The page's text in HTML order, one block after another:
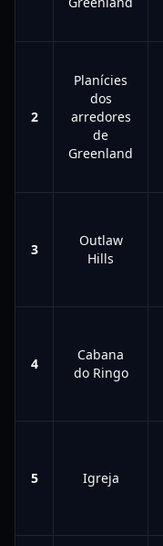
2
Planícies
dos
arredores
de
Greenland
3
Outlaw
Hills
4
Cabana
do Ringo
5 Igreja